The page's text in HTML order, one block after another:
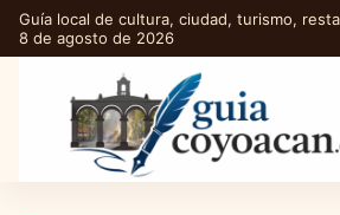
Guía local de cultura, ciudad, turismo,
8 de agosto de 2026